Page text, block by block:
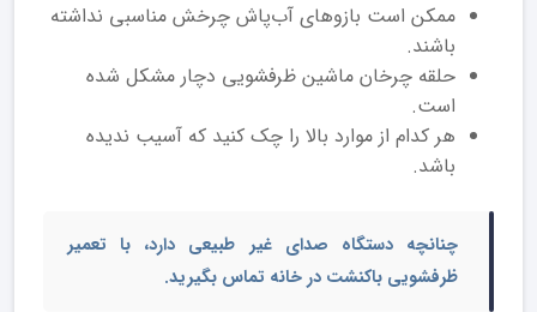
ممکن است بازوهای آب‌پاش چرخش مناسبی نداشته
باشند.
حلقه چرخان ماشین ظرفشویی دچار مشکل شده
است.
هر کدام از موارد بالا را چک کنید که آسیب ندیده
باشد.
چنانچه دستگاه صدای غیر طبیعی دارد، با تعمیر
ظرفشویی باکنشت در خانه تماس بگیرید.